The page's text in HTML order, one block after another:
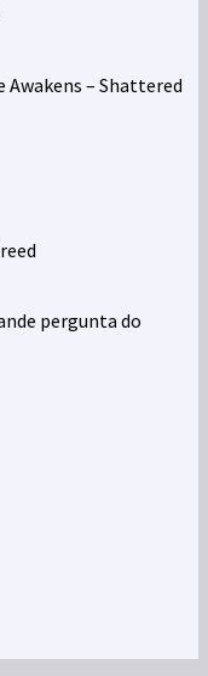
Awakens – Shattered
pergunta do